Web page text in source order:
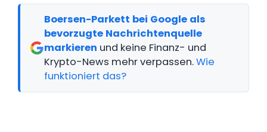
Boersen-Parkett bei Google als
bevorzugte Nachrichtenquelle
markieren und keine Finanz- und
Krypto-News mehr verpassen.Wie
funktioniert das?